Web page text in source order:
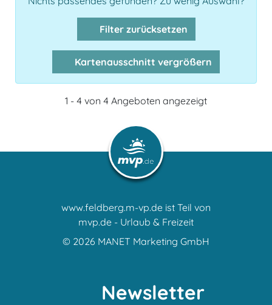
Filter zurücksetzen
Kartenausschnitt vergrößern
1 - 4 von 4 Angeboten angezeigt
www.feldberg.m-vp.de ist Teil von
mvp.de - Urlaub & Freizeit
© 2026 MANET Marketing GmbH
Newsletter